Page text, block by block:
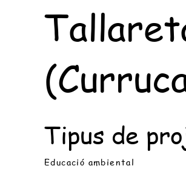
Tipus de
Educació ambiental